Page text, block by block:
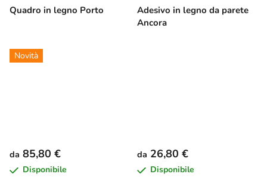
Quadro in legno Porto
Adesivo in legno da parete
Ancora
Novità
da 85,80 €
Disponibile
da 26,80 €
Disponibile